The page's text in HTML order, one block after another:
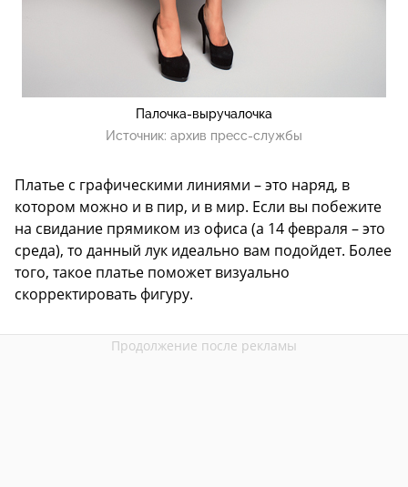
Палочка-выручалочка
Источник: архив пресс-службы
Платье с графическими линиями – это наряд, в
котором можно и в пир, и в мир. Если вы побежите
на свидание прямиком из офиса (а 14 февраля – это
среда), то данный лук идеально вам подойдет. Более
того, такое платье поможет визуально
скорректировать фигуру.